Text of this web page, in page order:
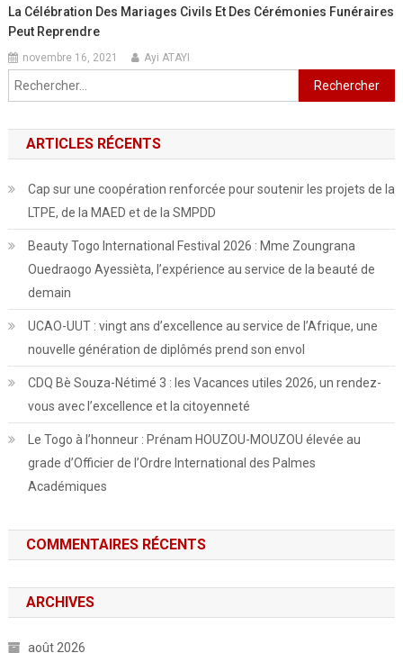
La Célébration Des Mariages Civils Et Des Cérémonies Funéraires
Peut Reprendre
novembre 16, 2021 Ayi ATAYI
Rechercher :
ARTICLES RÉCENTS
Cap sur une coopération renforcée pour soutenir les projets de la
LTPE, de la MAED et de la SMPDD
Beauty Togo International Festival 2026 : Mme Zoungrana
Ouedraogo Ayessièta, l’expérience au service de la beauté de
demain
UCAO-UUT : vingt ans d’excellence au service de l’Afrique, une
nouvelle génération de diplômés prend son envol
CDQ Bè Souza-Nétimé 3 : les Vacances utiles 2026, un rendez-
vous avec l’excellence et la citoyenneté
Le Togo à l’honneur : Prénam HOUZOU-MOUZOU élevée au
grade d’Officier de l’Ordre International des Palmes
Académiques
COMMENTAIRES RÉCENTS
ARCHIVES
août 2026